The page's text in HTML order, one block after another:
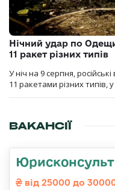
Нічний удар по
11 ракет різних типів
У ніч на 9 серпня,
11 ракетами різних типів,
ВАКАНСІЇ
Юрисконсульт
від 25000 до